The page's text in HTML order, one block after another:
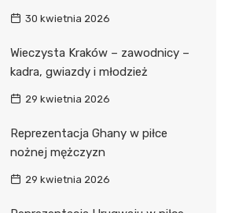
30 kwietnia 2026
Wieczysta Kraków – zawodnicy –
kadra, gwiazdy i młodzież
29 kwietnia 2026
Reprezentacja Ghany w piłce
nożnej mężczyzn
29 kwietnia 2026